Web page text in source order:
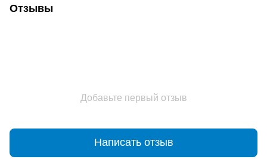
Отзывы
Добавьте первый отзыв
Написать отзыв